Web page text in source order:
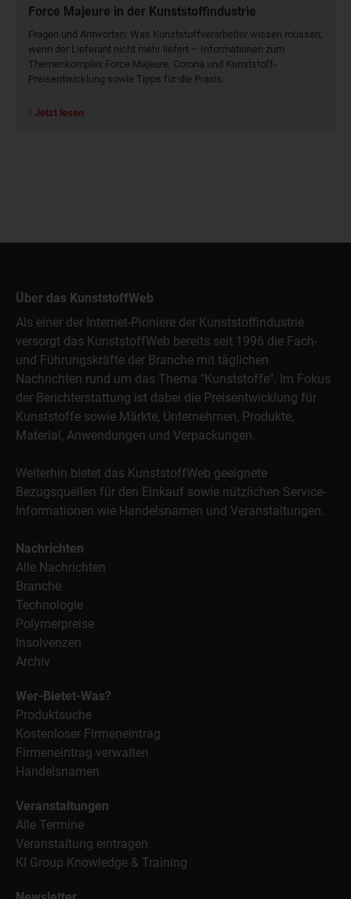
Force Majeure in der Kunststoffindustrie
Fragen und Antworten: Was Kunst­stoff­verarbeiter wissen müssen,
wenn der Lieferant nicht mehr liefert – Informationen zum
Themenkomplex Force Majeure, Corona und Kunststoff-
Preisentwicklung sowie Tipps für die Praxis.
Jetzt lesen
Über das KunststoffWeb
Als einer der Internet-Pioniere der Kunststoffindustrie
versorgt das KunststoffWeb bereits seit 1996 die Fach-
und Führungskräfte der Branche mit täglichen
Nachrichten rund um das Thema "Kunststoffe". Im Fokus
der Berichterstattung ist dabei die Preisentwicklung für
Kunststoffe sowie Märkte, Unternehmen, Produkte,
Material, Anwendungen und Verpackungen.
Weiterhin bietet das KunststoffWeb geeignete
Bezugsquellen für den Einkauf sowie nützlichen Service-
Informationen wie Handelsnamen und Veranstaltungen.
Nachrichten
Alle Nachrichten
Branche
Technologie
Polymerpreise
Insolvenzen
Archiv
Wer-Bietet-Was?
Produktsuche
Kostenloser Firmeneintrag
Firmeneintrag verwalten
Handelsnamen
Veranstaltungen
Alle Termine
Veranstaltung eintragen
KI Group Knowledge & Training